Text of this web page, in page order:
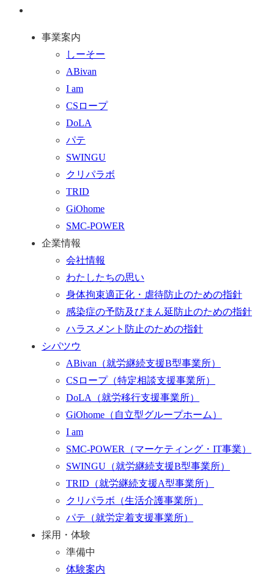
事業案内
しーそー
ABivan
I am
CSロープ
DoLA
パテ
SWINGU
クリパラボ
TRID
GiOhome
SMC-POWER
企業情報
会社情報
わたしたちの思い
身体拘束適正化・虐待防止のための指針
感染症の予防及びまん延防止のための指針
ハラスメント防止のための指針
シパツウ
ABivan （就労継続支援B型事業所）
CSロープ （特定相談支援事業所）
DoLA （就労移行支援事業所）
GiOhome （自立型グループホーム）
I am
SMC-POWER （マーケティング・IT事業）
SWINGU （就労継続支援B型事業所）
TRID （就労継続支援A型事業所）
クリパラボ （生活介護事業所）
パテ （就労定着支援事業所）
採用・体験
準備中
体験案内